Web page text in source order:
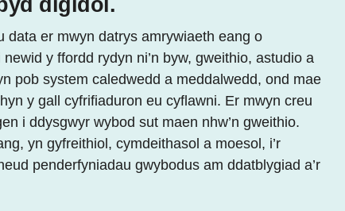
data er mwyn datrys amrywiaeth eang o
y ffordd rydyn ni’n byw, gweithio, astudio a
pob system caledwedd a meddalwedd, ond mae
y gall cyfrifiaduron eu cyflawni. Er mwyn creu
i ddysgwyr wybod sut maen nhw’n gweithio.
yn gyfreithiol, cymdeithasol a moesol, i’r
penderfyniadau gwybodus am ddatblygiad a’r